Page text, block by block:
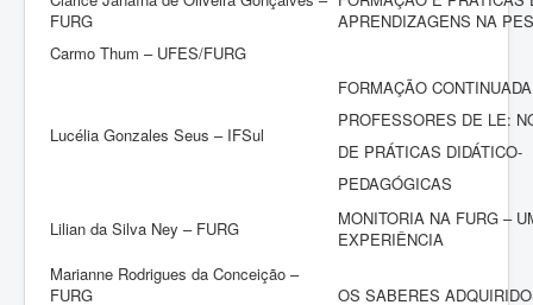
FURG
Carmo Thum – UFES/FURG
APRENDIZAGENS NA
Lucélia Gonzales Seus – IFSul
FORMAÇÃO
PROFESSORES DE LE:
DE PRÁTICAS DIDÁTICO-
PEDAGÓGICAS
Lilian da Silva Ney – FURG
MONITORIA NA FURG –
EXPERIÊNCIA
Marianne Rodrigues da Conceição –
FURG
OS SABERES